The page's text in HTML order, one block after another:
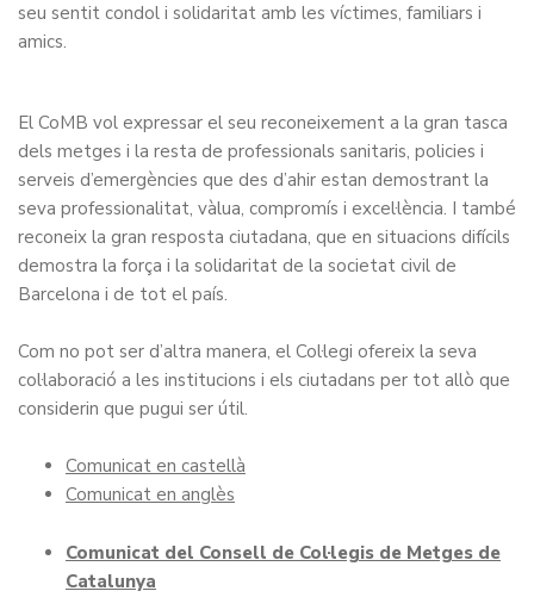
seu sentit condol i solidaritat amb les víctimes, familiars i
amics.
El CoMB vol expressar el seu reconeixement a la gran tasca
dels metges i la resta de professionals sanitaris, policies i
serveis d’emergències que des d’ahir estan demostrant la
seva professionalitat, vàlua, compromís i excel·lència. I també
reconeix la gran resposta ciutadana, que en situacions difícils
demostra la força i la solidaritat de la societat civil de
Barcelona i de tot el país.
Com no pot ser d’altra manera, el Col·legi ofereix la seva
col·laboració a les institucions i els ciutadans per tot allò que
considerin que pugui ser útil.
Comunicat en castellà
Comunicat en anglès
Comunicat del Consell de Col·legis de Metges de
Catalunya